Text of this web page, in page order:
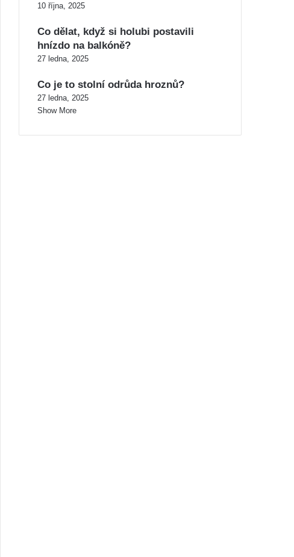
10 října, 2025
Co dělat, když si holubi postavili
hnízdo na balkóně?
27 ledna, 2025
Co je to stolní odrůda hroznů?
27 ledna, 2025
Show More